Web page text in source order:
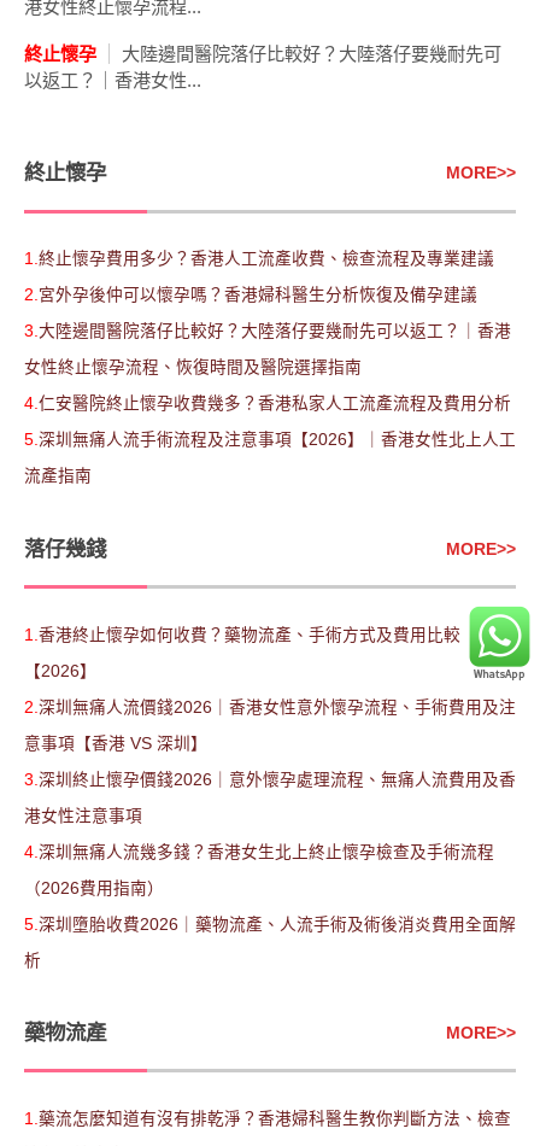
港女性終止懷孕流程...
終止懷孕
大陸邊間醫院落仔比較好？大陸落仔要幾耐先可
以返工？｜香港女性...
終止懷孕 MORE>>
1.終止懷孕費用多少？香港人工流產收費、檢查流程及專業建議
2.宮外孕後仲可以懷孕嗎？香港婦科醫生分析恢復及備孕建議
3.大陸邊間醫院落仔比較好？大陸落仔要幾耐先可以返工？｜香港
女性終止懷孕流程、恢復時間及醫院選擇指南
4.仁安醫院終止懷孕收費幾多？香港私家人工流產流程及費用分析
5.深圳無痛人流手術流程及注意事項【2026】｜香港女性北上人工
流產指南
落仔幾錢 MORE>>
1. 香港終止懷孕如何收費？藥物流產、手術方式及費用比較
【2026】
2. 深圳無痛人流價錢2026｜香港女性意外懷孕流程、手術費用及注
意事項【香港 VS 深圳】
3. 深圳終止懷孕價錢2026｜意外懷孕處理流程、無痛人流費用及香
港女性注意事項
4. 深圳無痛人流幾多錢？香港女生北上終止懷孕檢查及手術流程
（2026費用指南）
5. 深圳墮胎收費2026｜藥物流產、人流手術及術後消炎費用全面解
析
藥物流產 MORE>>
1.藥流怎麼知道有沒有排乾淨？香港婦科醫生教你判斷方法、檢查